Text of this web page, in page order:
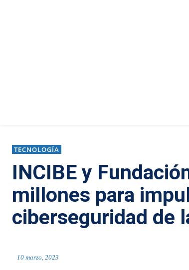
TECNOLOGÍA
INCIBE y
millones para
ciberseguridad de
10 marzo, 2023